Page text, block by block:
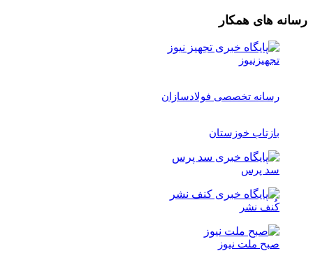
رسانه های همکار
تجهیزنیوز
رسانه تخصصی فولادسازان
بازتاب خوزستان
سد پرس
کُنف نشر
صبح ملت نیوز